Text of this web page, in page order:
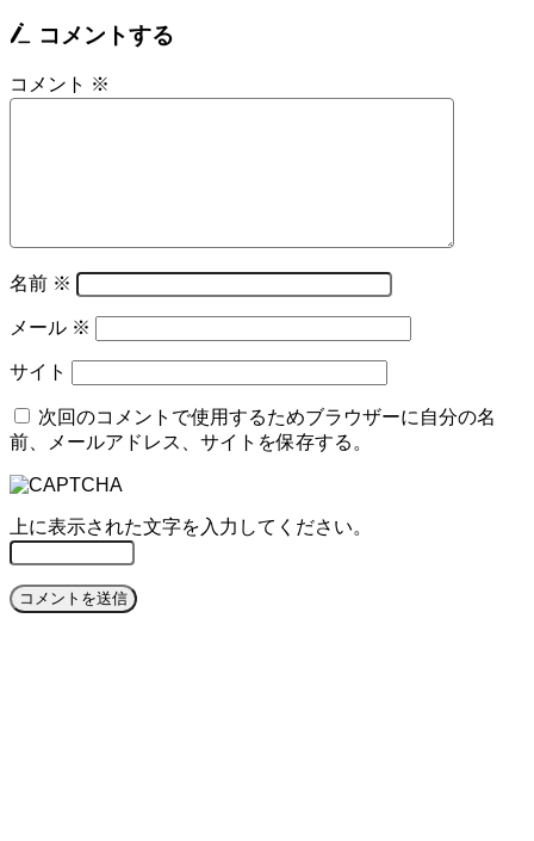
コメントする
コメント ※
名前 ※
メール ※
サイト
次回のコメントで使用するためブラウザーに自分の名
前、メールアドレス、サイトを保存する。
上に表示された文字を入力してください。